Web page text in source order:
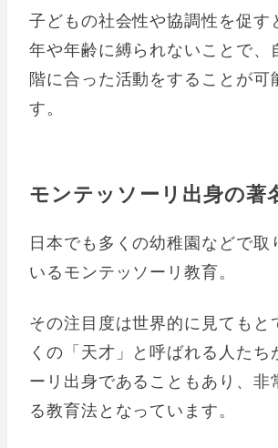
子どもの社会性や協調性を促す
年や年齢に縛られないことで、
階に合った活動をすることが可
す。
モンテッソーリ出身の著
日本でも多くの幼稚園などで取
いるモンテッソーリ教育。
その注目度は世界的に見てもと
くの「天才」と呼ばれる人たち
ーリ出身であることもあり、非
る教育法となっています。